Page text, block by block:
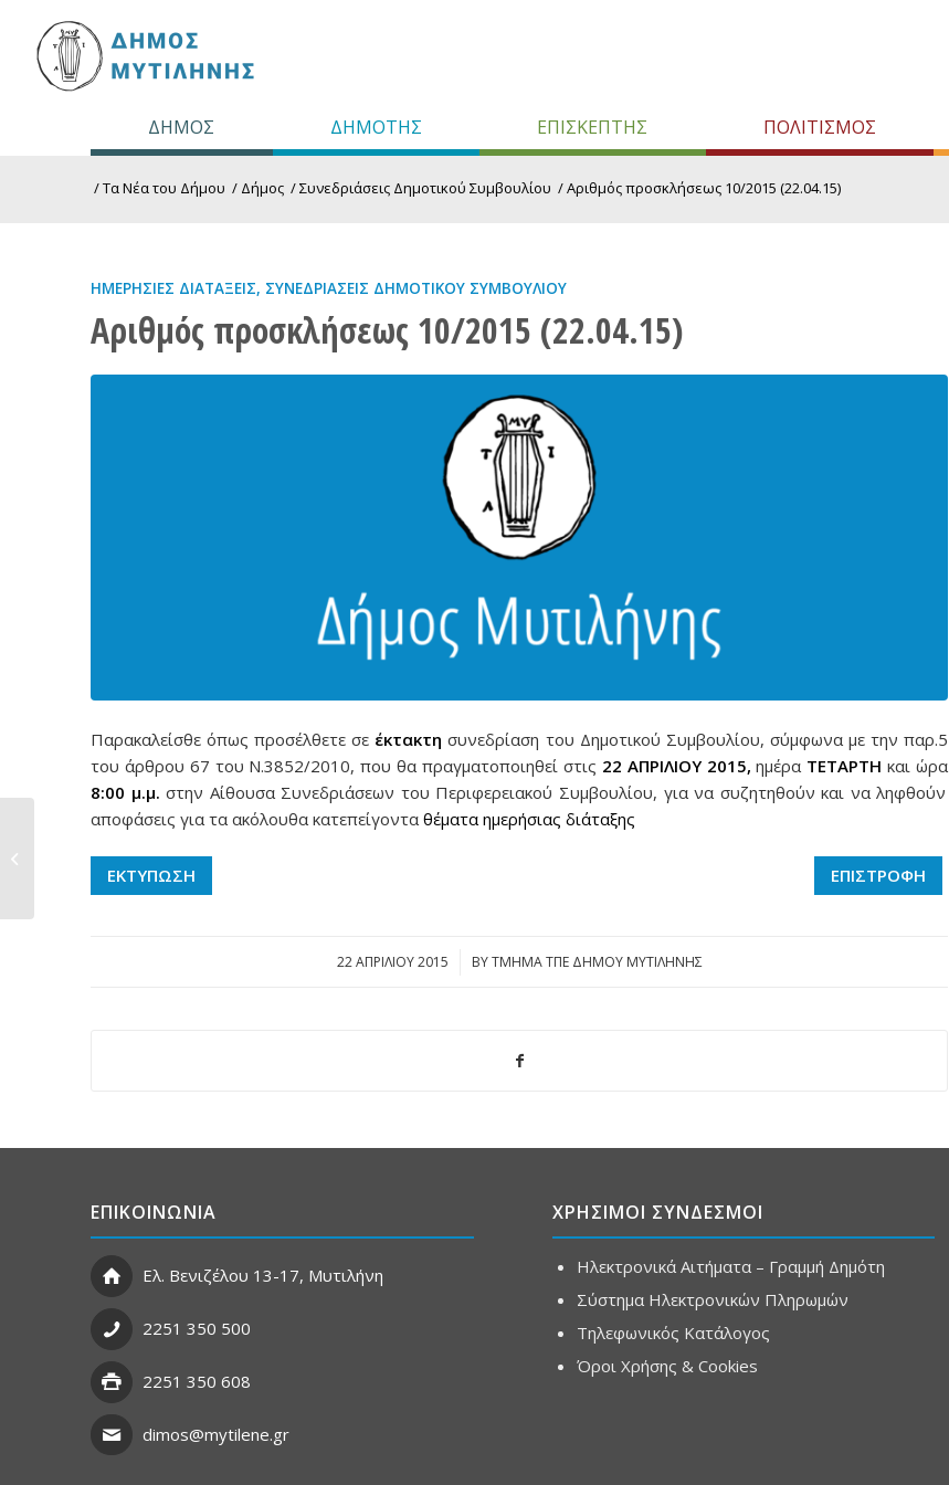
ΔΗΜΟΣ ΔΗΜΟΤΗΣ ΕΠΙΣΚΕΠΤΗΣ ΠΟΛΙΤΙΣΜΟΣ
/Τα Νέα του Δήμου / Δήμος /Συνεδριάσεις Δημοτικού Συμβουλίου /Αριθμός προσκλήσεως 10/2015 (22.04.15)
ΗΜΕΡΉΣΙΕΣ ΔΙΑΤΆΞΕΙΣ, ΣΥΝΕΔΡΙΆΣΕΙΣ ΔΗΜΟΤΙΚΟΎ ΣΥΜΒΟΥΛΊΟΥ
Αριθμός προσκλήσεως 10/2015 (22.04.15)
Παρακαλείσθε όπως προσέλθετε σε έκτακτη συνεδρίαση του Δημοτικού Συμβουλίου, σύμφωνα με την παρ.5
του άρθρου 67 του Ν.3852/2010, που θα πραγματοποιηθεί στις 22 ΑΠΡΙΛΙΟΥ 2015,ημέρα ΤΕΤΑΡΤΗκαι ώρα
8:00 μ.μ. στην Αίθουσα Συνεδριάσεων του Περιφερειακού Συμβουλίου, για να συζητηθούν και να ληφθούν
αποφάσεις για τα ακόλουθα κατεπείγοντα θέματα ημερήσιας διάταξης
ΕΚΤΥΠΩΣΗ ΕΠΙΣΤΡΟΦΗ
22 ΑΠΡΙΛΊΟΥ 2015
/ BYΤΜΗΜΑ ΤΠΕ ΔΗΜΟΥ ΜΥΤΙΛΗΝΗΣ
ΕΠΙΚΟΙΝΩΝΙΑ
Ελ. Βενιζέλου 13-17, Μυτιλήνη
2251 350 500
2251 350 608
dimos@mytilene.gr
ΧΡΗΣΙΜΟΙ ΣΥΝΔΕΣΜΟΙ
Ηλεκτρονικά Αιτήματα – Γραμμή Δημότη
Σύστημα Ηλεκτρονικών Πληρωμών
Τηλεφωνικός Κατάλογος
Όροι Χρήσης & Cookies
Προμήθεια Αδρανών
Υλικών για τις